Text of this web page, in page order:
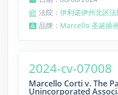
法院： 伊利诺伊州北区
品牌： Marcello 圣诞插
2024-cv-07008
Marcello Corti v. The
Unincorporated